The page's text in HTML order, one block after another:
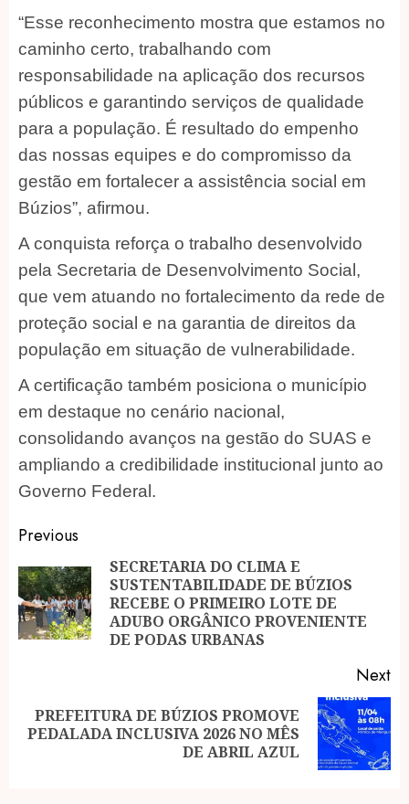
“Esse reconhecimento mostra que estamos no
caminho certo, trabalhando com
responsabilidade na aplicação dos recursos
públicos e garantindo serviços de qualidade
para a população. É resultado do empenho
das nossas equipes e do compromisso da
gestão em fortalecer a assistência social em
Búzios”, afirmou.
A conquista reforça o trabalho desenvolvido
pela Secretaria de Desenvolvimento Social,
que vem atuando no fortalecimento da rede de
proteção social e na garantia de direitos da
população em situação de vulnerabilidade.
A certificação também posiciona o município
em destaque no cenário nacional,
consolidando avanços na gestão do SUAS e
ampliando a credibilidade institucional junto ao
Governo Federal.
Post
navigation
Previous
SECRETARIA DO CLIMA E
SUSTENTABILIDADE DE BÚZIOS
RECEBE O PRIMEIRO LOTE DE
ADUBO ORGÂNICO PROVENIENTE
DE PODAS URBANAS
Next
Next
PREFEITURA DE BÚZIOS PROMOVE
PEDALADA INCLUSIVA 2026 NO MÊS
DE ABRIL AZUL